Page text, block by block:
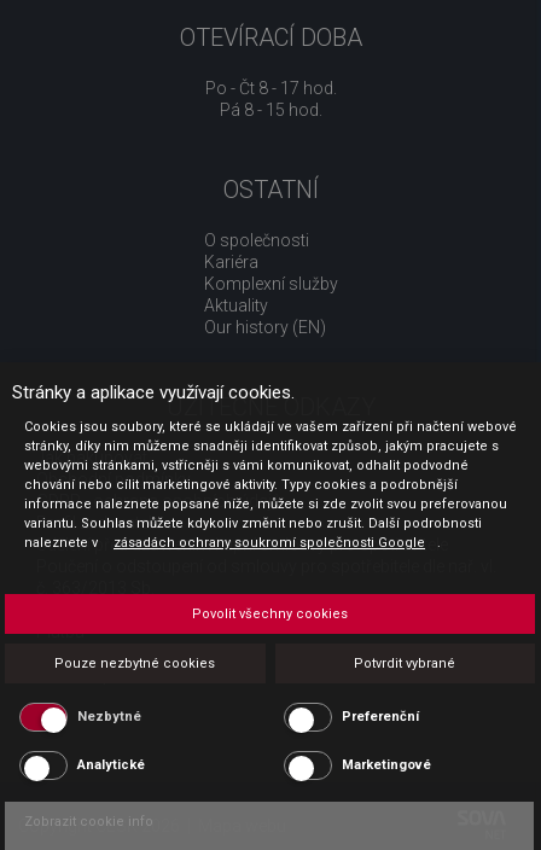
OTEVÍRACÍ DOBA
Po - Čt 8 - 17 hod.
Pá 8 - 15 hod.
OSTATNÍ
O společnosti
Kariéra
Komplexní služby
Aktuality
Our history (EN)
UŽITEČNÉ ODKAZY
Jak nakupovat
Obchodní podmínky
GDPR - ochrana osobních údajů
Profil zadavatele
Sdělení před uzavřením kupní smlouvy pro spotřebitele
Platba
Povinná publicita
Copyright CESK 2026 |
Stránky a aplikace využívají cookies.
Cookies jsou soubory, které se ukládají ve vašem zařízení při načtení webové
stránky, díky nim můžeme snadněji identifikovat způsob, jakým pracujete s
webovými stránkami, vstřícněji s vámi komunikovat, odhalit podvodné
chování nebo cílit marketingové aktivity. Typy cookies a podrobnější
informace naleznete popsané níže, můžete si zde zvolit svou preferovanou
variantu. Souhlas můžete kdykoliv změnit nebo zrušit. Další podrobnosti
naleznete v
zásadách ochrany soukromí společnosti Google .
Pouze nezbytné cookies Potvrdit vybrané
Povolit všechny cookies
Nezbytné Preferenční
Analytické Marketingové
Zobrazit cookie info